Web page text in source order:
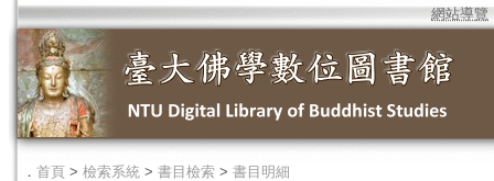
網站導覽
． 首頁 > 檢索系統 > 書目檢索 > 書目明細